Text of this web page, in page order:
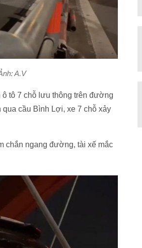
A.V
ô tô 7 chỗ lưu thông trên đường
cầu Bình Lợi, xe 7 chỗ xảy
chắn ngang đường, tài xế mắc